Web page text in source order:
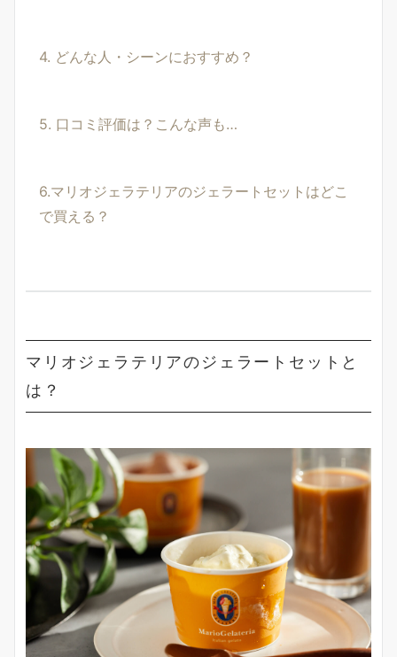
4. どんな人・シーンにおすすめ？
5. 口コミ評価は？こんな声も…
6.マリオジェラテリアのジェラートセットはどこ
で買える？
マリオジェラテリアのジェラートセットと
は？